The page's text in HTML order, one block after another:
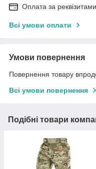
Оплата за реквізитами
Всі умови оплати
Умови повернення
Повернення товару
Всі умови повернення
Подібні товари